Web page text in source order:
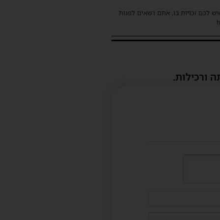
לכם זכויות בו, אתם רשאים לפנות
ורכילות.